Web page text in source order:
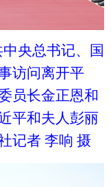
央总书记、国
访问离开平
员长金正恩和
平和夫人彭丽
记者 李响 摄